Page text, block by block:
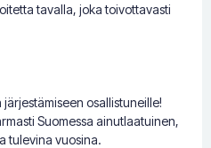
tavalla, joka toivottavasti
osallistuneille!
Suomessa ainutlaatuinen,
tulevina vuosina.